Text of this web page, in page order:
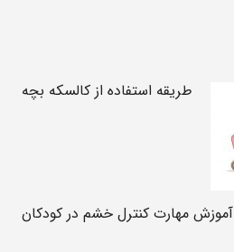
طریقه استفاده از کالسکه بچه
آموزش مهارت کنترل خشم در کودکان